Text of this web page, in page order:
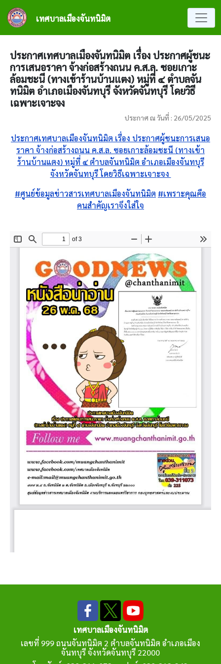
ข้ามไปยังเนื้อหาหลัก
เทศบาลเมืองจันทนิมิต
ประกาศเทศบาลเมืองจันทนิมิต เรื่อง ประกาศผู้ชนะ
การเสนอราคา จ้างก่อสร้างถนน ค.ส.ล. ซอยเกาะ
ล้อมชะนี (ทางเข้าร้านบ้านแตง) หมู่ที่ ๔ ตำบลจัน
ทนิมิต อำเภอเมืองจันทบุรี จังหวัดจันทบุรี โดยวิธี
เฉพาะเจาะจง
ประกาศ ณ วันที่ : 26/05/2025
ประกาศเทศบาลเมืองจันทนิมิต เรื่อง ประกาศผู้ชนะการเสนอ
ราคา จ้างก่อสร้างถนน ค.ส.ล. ซอยเกาะล้อมชะนี (ทางเข้า
ร้านบ้านแตง) หมู่ที่ ๔ ตำบลจันทนิมิต อำเภอเมืองจันทบุรี
จังหวัดจันทบุรี โดยวิธีเฉพาะเจาะจง
#ศูนย์ข้อมูลข่าวสารเทศบาลเมืองจันทนิมิต #เพราะคุณคือ
คนสำคัญเราจึงใส่ใจ
เทศบาลเมืองจันทนิมิต
เลขที่ 999 ถนนจันทนิมิต 2 ตำบลจันทนิมิต อำเภอเมือง
จันทบุรี จังหวัดจันทบุรี 22000